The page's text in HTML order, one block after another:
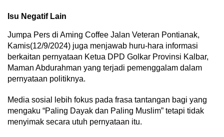
Isu Negatif Lain
Jumpa Pers di Aming Coffee Jalan Veteran Pontianak,
Kamis(12/9/2024) juga menjawab huru-hara informasi
berkaitan pernyataan Ketua DPD Golkar Provinsi Kalbar,
Maman Abdurahman yang terjadi pemenggalam dalam
pernyataan politiknya.
Media sosial lebih fokus pada frasa tantangan bagi yang
mengaku “Paling Dayak dan Paling Muslim” tetapi tidak
menyimak secara utuh pernyataan itu.